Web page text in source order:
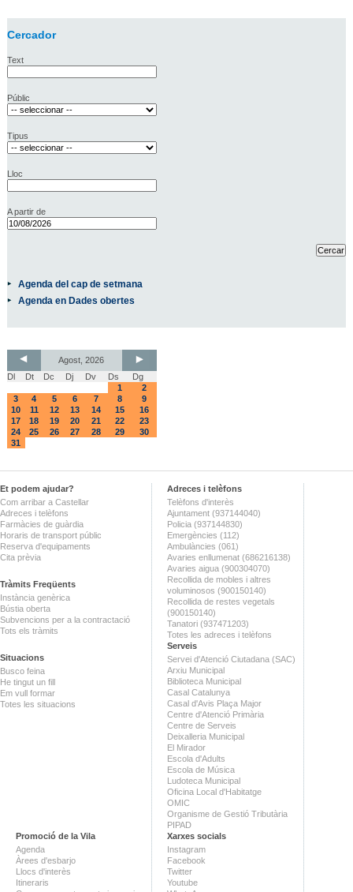
Cercador
Text
Públic
Tipus
Lloc
A partir de
Agenda del cap de setmana
Agenda en Dades obertes
Agost, 2026
Dl
Dt Dc Dj Dv Ds
Dg
1
2
3
4 5 6 7 8
9
10
11 12 13 14 15
16
17
18 19 20 21 22
23
24
25 26 27 28 29
30
31
Et podem ajudar?
Com arribar a Castellar
Adreces i telèfons
Farmàcies de guàrdia
Horaris de transport públic
Reserva d'equipaments
Cita prèvia
Tràmits Freqüents
Instància genèrica
Bústia oberta
Subvencions per a la contractació
Tots els tràmits
Situacions
Busco feina
He tingut un fill
Em vull formar
Totes les situacions
Adreces i telèfons
Telèfons d'interès
Ajuntament (937144040)
Policia (937144830)
Emergències (112)
Ambulàncies (061)
Avaries enllumenat (686216138)
Avaries aigua (900304070)
Recollida de mobles i altres
voluminosos (900150140)
Recollida de restes vegetals
(900150140)
Tanatori (937471203)
Totes les adreces i telèfons
Serveis
Servei d'Atenció Ciutadana (SAC)
Arxiu Municipal
Biblioteca Municipal
Casal Catalunya
Casal d'Avis Plaça Major
Centre d'Atenció Primària
Centre de Serveis
Deixalleria Municipal
El Mirador
Escola d'Adults
Escola de Música
Ludoteca Municipal
Oficina Local d'Habitatge
OMIC
Organisme de Gestió Tributària
PIPAD
Promoció de la Vila
Agenda
Àrees d'esbarjo
Llocs d'interès
Itineraris
Xarxes socials
Instagram
Facebook
Twitter
Youtube